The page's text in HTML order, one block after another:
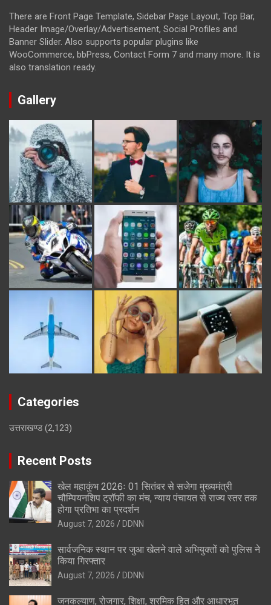
There are Front Page Template, Sidebar Page Layout, Top Bar,
Header Image/Overlay/Advertisement, Social Profiles and
Banner Slider. Also supports popular plugins like
WooCommerce, bbPress, Contact Form 7 and many more. It is
also translation ready.
Gallery
Categories
उत्तराखण्ड(2,123)
Recent Posts
खेल महाकुंभ 2026ः 01 सितंबर से सजेगा मुख्यमंत्री
चौम्पियनशिप ट्रॉफी का मंच, न्याय पंचायत से राज्य स्तर तक
होगा प्रतिभा का प्रदर्शन
August 7, 2026 DDNN
सार्वजनिक स्थान पर जुआ खेलने वाले अभियुक्तों को पुलिस ने
किया गिरफ्तार
August 7, 2026 DDNN
जनकल्याण, रोजगार, शिक्षा, श्रमिक हित और आधारभूत